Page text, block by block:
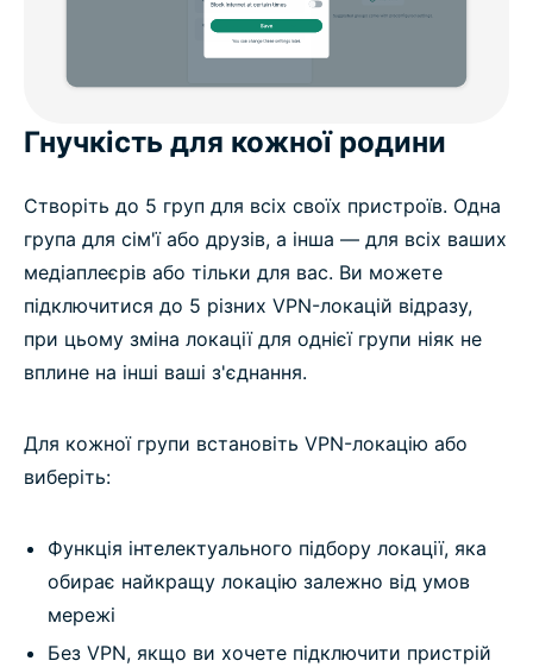
Гнучкість для кожної родини
Створіть до 5 груп для всіх своїх пристроїв. Одна
група для сім'ї або друзів, а інша — для всіх ваших
медіаплеєрів або тільки для вас. Ви можете
підключитися до 5 різних VPN-локацій відразу,
при цьому зміна локації для однієї групи ніяк не
вплине на інші ваші з'єднання.
Для кожної групи встановіть VPN-локацію або
виберіть:
Функція інтелектуального підбору локації, яка
обирає найкращу локацію залежно від умов
мережі
Без VPN, якщо ви хочете підключити пристрій